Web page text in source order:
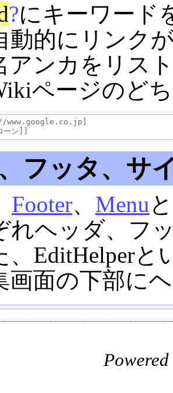
?にキーワード
動的にリンク
アンカをリス
ページのど
フッタ、サ
Footer、 Menu
れヘッダ、フ
、EditHelper
画面の下部に